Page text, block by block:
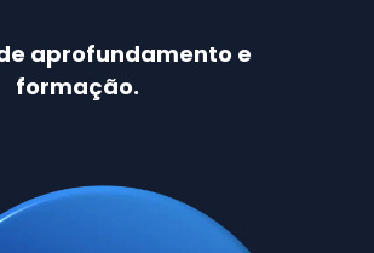
de aprofundamento e
formação.